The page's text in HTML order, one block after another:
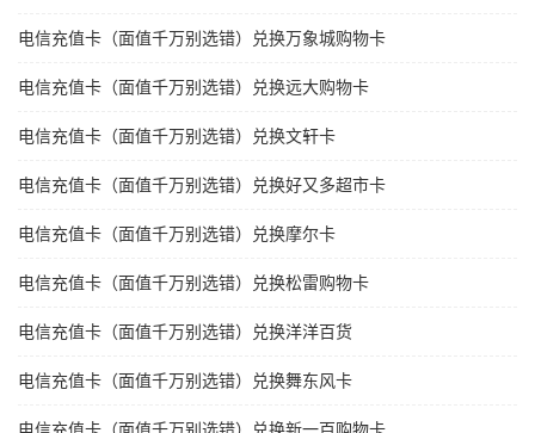
电信充值卡（面值千万别选错）兑换万象城购物卡
电信充值卡（面值千万别选错）兑换远大购物卡
电信充值卡（面值千万别选错）兑换文轩卡
电信充值卡（面值千万别选错）兑换好又多超市卡
电信充值卡（面值千万别选错）兑换摩尔卡
电信充值卡（面值千万别选错）兑换松雷购物卡
电信充值卡（面值千万别选错）兑换洋洋百货
电信充值卡（面值千万别选错）兑换舞东风卡